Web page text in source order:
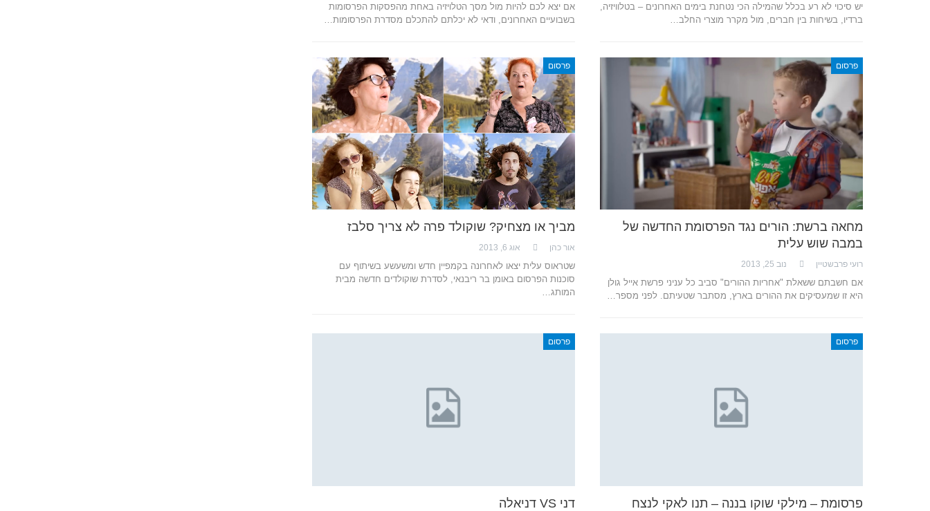
יש סיכוי לא רע בכלל שהמילה הכי נטחנת בימים האחרונים – בטלוויזיה,
ברדיו, בשיחות בין חברים, מול מקרר מוצרי החלב…
אם יצא לכם להיות מול מסך הטלויזיה באחת מהפסקות הפרסומות
בשבועיים האחרונים, ודאי לא יכלתם להתכלם מסדרת הפרסומות…
פרסום
מחאה ברשת: הורים נגד הפרסומת החדשה של
במבה שוש עלית
רועי פרבשטיין נוב 25, 2013
אם חשבתם ששאלת "אחריות ההורים" סביב כל עניני פרשת אייל גולן
היא זו שמעסיקים את ההורים בארץ, מסתבר שטעיתם. לפני מספר…
פרסום
מביך או מצחיק? שוקולד פרה לא צריך סלבז
אור כהן אוג 6, 2013
שטראוס עלית יצאו לאחרונה בקמפיין חדש ומשעשע בשיתוף עם
סוכנות הפרסום באומן בר ריבנאי, לסדרת שוקולדים חדשה מבית
המותג…
פרסום
פרסומת – מילקי שוקו בננה – תנו לאקי לנצח
פרסום
דני VS דניאלה